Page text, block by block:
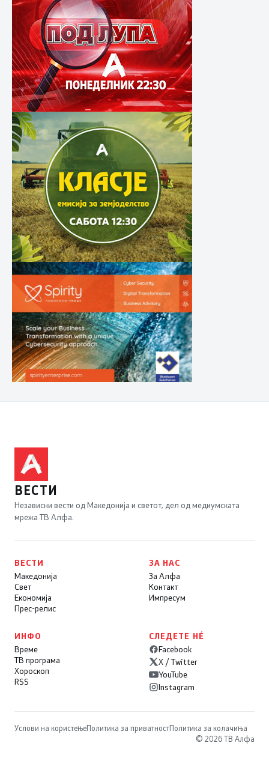
ВЕСТИ
Независни вести од Македонија и светот, дел од медиумската
мрежа ТВ Алфа.
ВЕСТИ
Македонија
Свет
Економија
Прес-релис
ЗА НАС
За Алфа
Контакт
Импресум
ИНФО
Време
ТВ програма
Хороскоп
RSS
СЛЕДЕТЕ НÉ
Facebook
X / Twitter
YouTube
Instagram
Услови на користењеПолитика за приватностПолитика за колачиња
© 2026 ТВ Алфа